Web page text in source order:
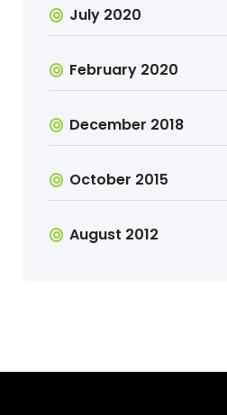
July 2020
February 2020
December 2018
October 2015
August 2012